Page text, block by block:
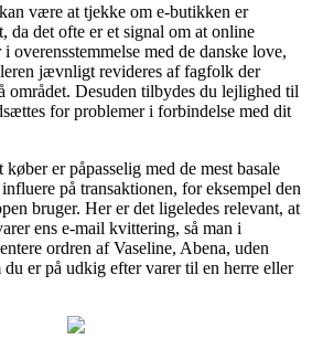
være at tjekke om e-butikken er
da det ofte er et signal om at online
overensstemmelse med de danske love,
jævnligt revideres af fagfolk der
området. Desuden tilbydes du lejlighed til
for problemer i forbindelse med dit
er påpasselig med de mest basale
på transaktionen, for eksempel den
bruger. Her er det ligeledes relevant, at
ens e-mail kvittering, så man i
ordren af Vaseline, Abena, uden
er på udkig efter varer til en herre eller